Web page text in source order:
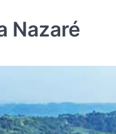
Nazaré